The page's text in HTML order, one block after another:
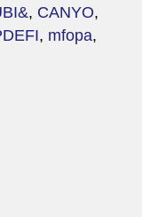
, CANYO,
, mfopa,